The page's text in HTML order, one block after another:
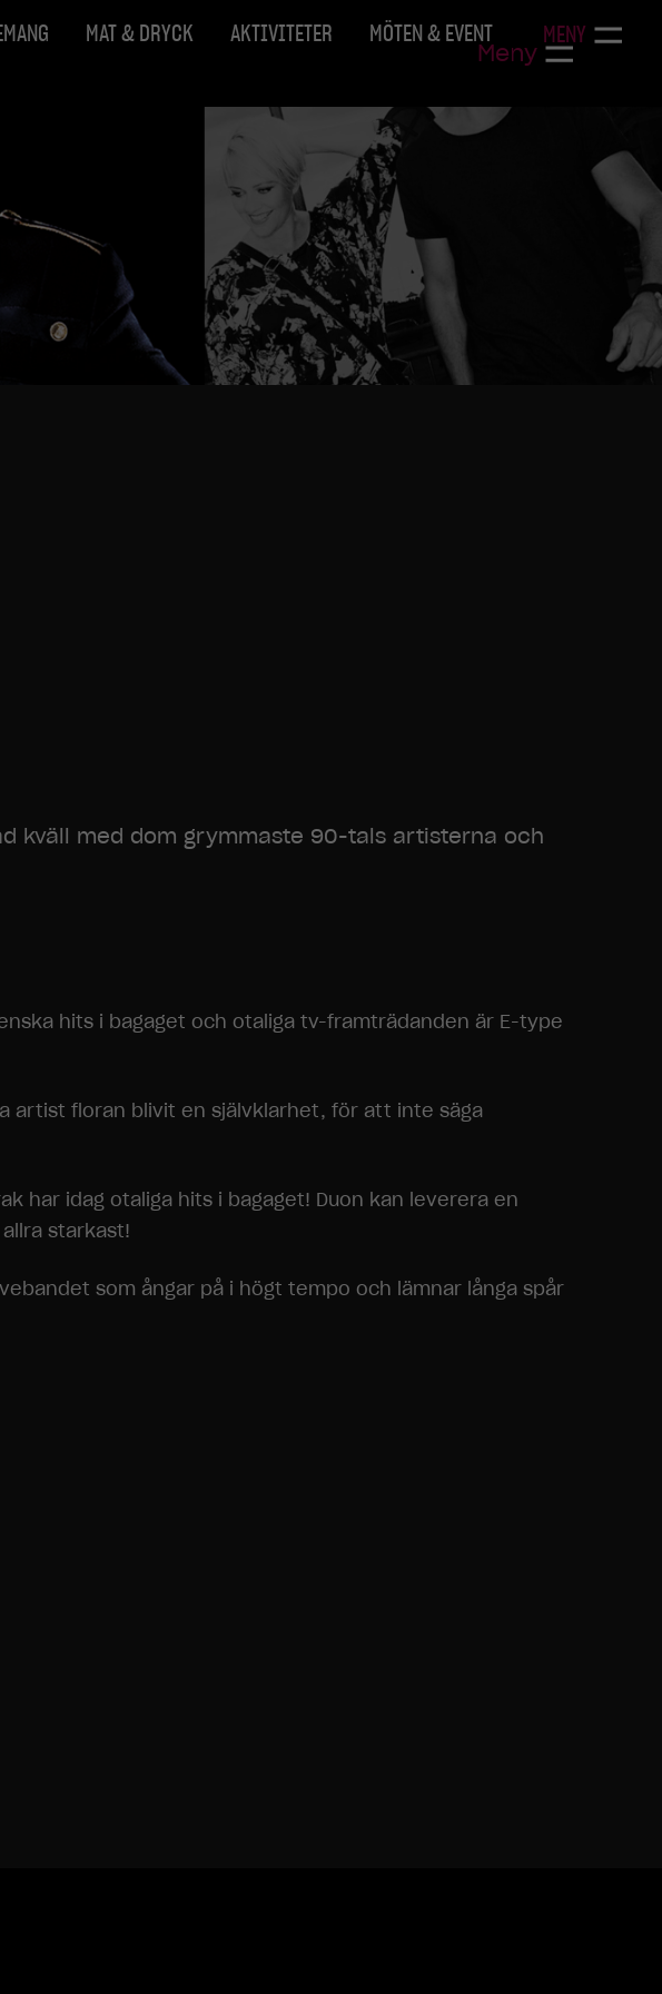
MAT & DRYCK AKTIVITETER MÖTEN & EVENT MENY
Meny
kväll med dom grymmaste 90-tals artisterna och
hits i bagaget och otaliga tv-framträdanden är E-type
artist floran blivit en självklarhet, för att inte säga
har idag otaliga hits i bagaget! Duon kan leverera en
starkast!
som ångar på i högt tempo och lämnar långa spår